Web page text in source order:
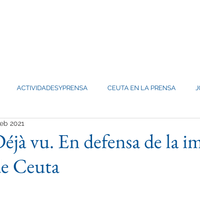
ACTIVIDADESYPRENSA CEUTA EN LA PRENSA
vu. En defensa de la
Ceuta
2021